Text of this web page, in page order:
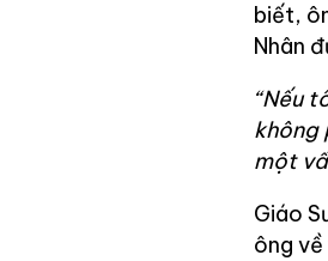
biết,
Nhân
“Nếu
không
một
Giáo
ông